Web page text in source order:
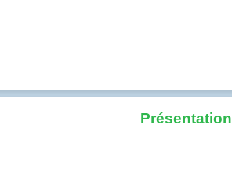
Présentation